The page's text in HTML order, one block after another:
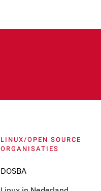
LINUX/OPEN SOURCE
ORGANISATIES
DOSBA